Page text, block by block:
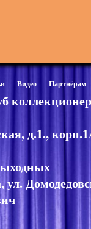
Видео Партнёрам
д.1.,